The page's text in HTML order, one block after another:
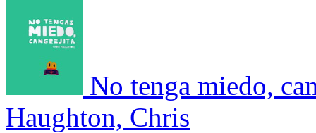
No tenga miedo,
Haughton, Chris